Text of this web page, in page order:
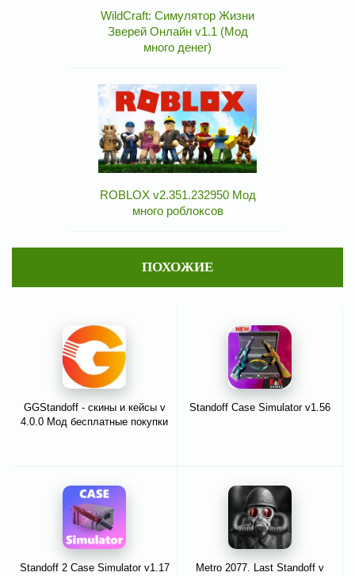
WildCraft: Симулятор Жизни
Зверей Онлайн v1.1 (Мод
много денег)
ROBLOX v2.351.232950 Мод
много роблоксов
ПОХОЖИЕ
GGStandoff - скины и кейсы v
4.0.0 Мод бесплатные покупки
Standoff Case Simulator v1.56
Standoff 2 Case Simulator v1.17
Metro 2077. Last Standoff v